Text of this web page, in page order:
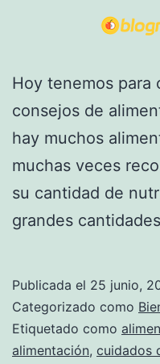
Hoy tenemos para
consejos de
hay muchos
muchas veces
su cantidad de
grandes
Publicada el 25 junio,
Categorizado como
Etiquetado como
alimentación, cuidados